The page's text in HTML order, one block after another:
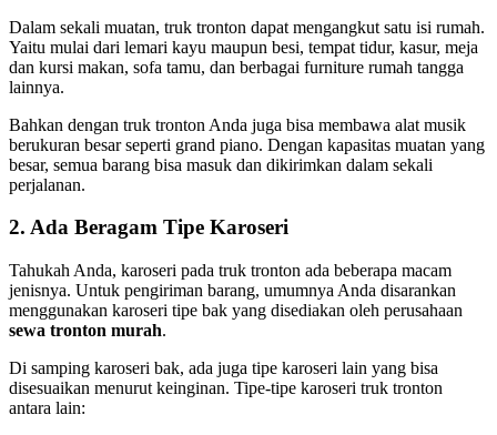
Dalam sekali muatan, truk tronton dapat mengangkut satu isi rumah.
Yaitu mulai dari lemari kayu maupun besi, tempat tidur, kasur, meja
dan kursi makan, sofa tamu, dan berbagai furniture rumah tangga
lainnya.
Bahkan dengan truk tronton Anda juga bisa membawa alat musik
berukuran besar seperti grand piano. Dengan kapasitas muatan yang
besar, semua barang bisa masuk dan dikirimkan dalam sekali
perjalanan.
2. Ada Beragam Tipe Karoseri
Tahukah Anda, karoseri pada truk tronton ada beberapa macam
jenisnya. Untuk pengiriman barang, umumnya Anda disarankan
menggunakan karoseri tipe bak yang disediakan oleh perusahaan
sewa tronton murah.
Di samping karoseri bak, ada juga tipe karoseri lain yang bisa
disesuaikan menurut keinginan. Tipe-tipe karoseri truk tronton
antara lain: